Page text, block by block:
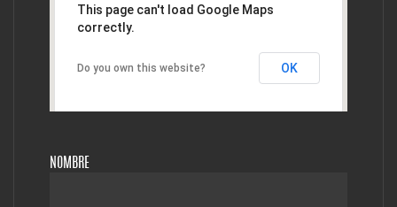
This page can't load Google Maps
correctly.
Do you own this website? OK
NOMBRE